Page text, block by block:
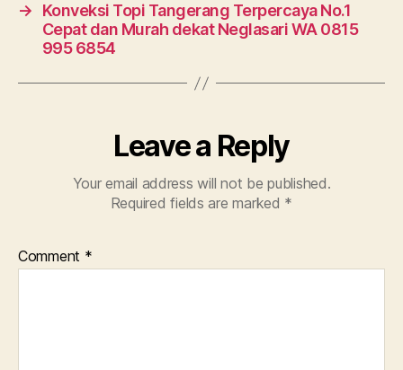
→
Konveksi Topi Tangerang Terpercaya No.1
Cepat dan Murah dekat Neglasari WA 0815
995 6854
Leave a Reply
Your email address will not be published.
Required fields are marked *
Comment *